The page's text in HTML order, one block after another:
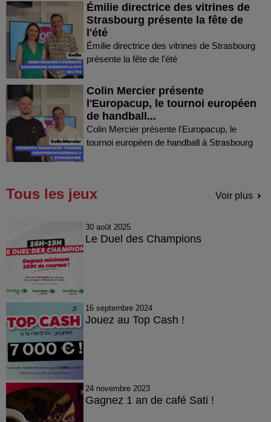
Émilie directrice des vitrines de
Strasbourg présente la fête de
l'été
Émilie directrice des vitrines de Strasbourg
présente la fête de l'été
Colin Mercier présente
l'Europacup, le tournoi européen
de handball...
Colin Mercier présente l'Europacup, le
tournoi européen de handball à Strasbourg
Tous les jeux Voir plus
30 août 2025
Le Duel des Champions
16 septembre 2024
Jouez au Top Cash !
24 novembre 2023
Gagnez 1 an de café Sati !